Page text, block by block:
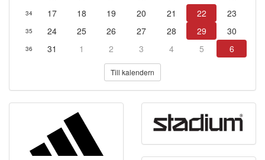
34 17 18 19 20 21 22 23
35 24 25 26 27 28 29 30
36 31 1 2 3 4 5 6
Till kalendern